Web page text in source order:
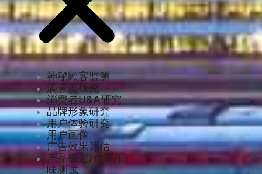
神秘顾客监测
满意度研究
消费者U&A研究
品牌形象研究
用户体验研究
用户画像
广告效果评估
产品概念/包装/口
味测试